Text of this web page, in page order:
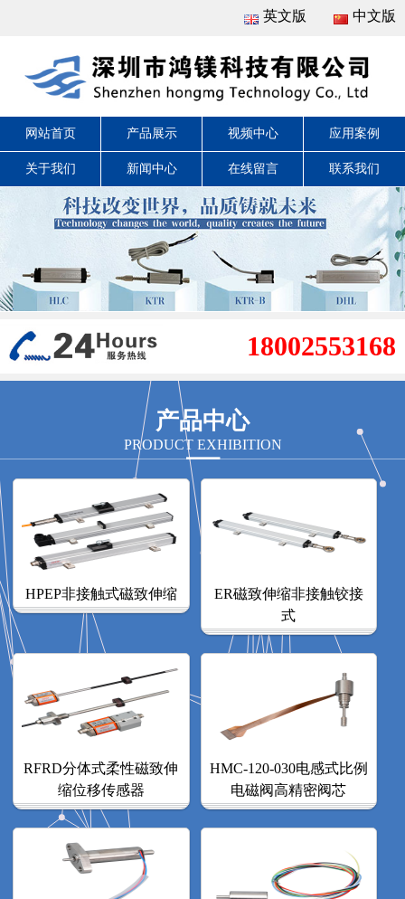
中文版
英文版
网站首页 产品展示 视频中心 应用案例
关于我们 新闻中心 在线留言 联系我们
18002553168
产品中心
PRODUCT EXHIBITION
HPEP非接触式磁致伸缩
ER磁致伸缩非接触铰接
式
RFRD分体式柔性磁致伸
缩位移传感器
HMC-120-030电感式比例
电磁阀高精密阀芯